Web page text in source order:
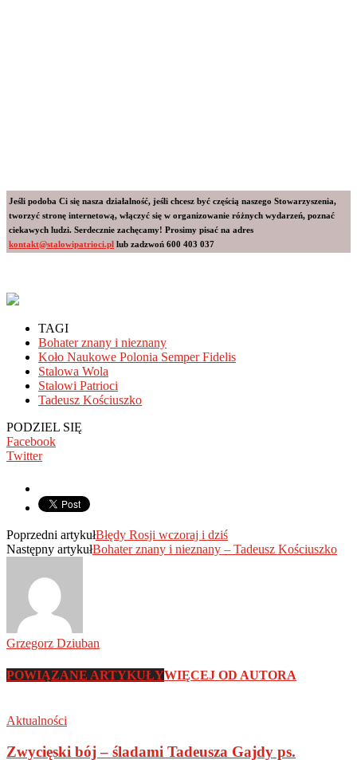
Jeśli podoba Ci się nasza działalność, jeśli chcesz być częścią naszego Stowarzyszenia,
tworzyć stronę internetową, włączyć się w organizowanie różnych wydarzeń, poznać
ciekawych ludzi. Serdecznie zachęcamy! Prosimy pisać na adres
kontakt@stalowipatrioci.pl lub zadzwoń 600 403 037
TAGI
Bohater znany i nieznany
Koło Naukowe Polonia Semper Fidelis
Stalowa Wola
Stalowi Patrioci
Tadeusz Kościuszko
PODZIEL SIĘ
Facebook
Twitter
Poprzedni artykułBłędy Rosji wczoraj i dziś
Następny artykułBohater znany i nieznany – Tadeusz Kościuszko
Grzegorz Dziuban
POWIĄZANE ARTYKUŁYWIĘCEJ OD AUTORA
Aktualności
Zwycięski bój – śladami Tadeusza Gajdy ps.